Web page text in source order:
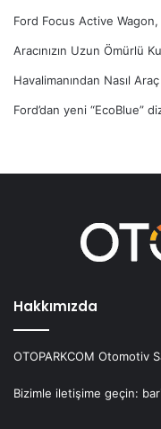
Ford Focus Active Wagon,
Aracınızın Uzun Ömürlü
Havalimanından Nasıl Araç
Ford’dan yeni “EcoBlue”
Hakkımızda
OTOPARKCOM Otomotiv
Bizimle iletişime geçin: